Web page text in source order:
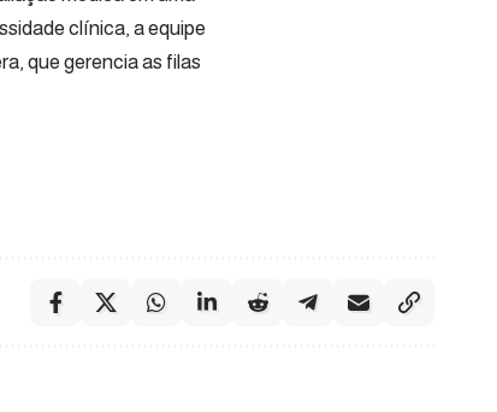
clínica, a equipe
que gerencia as filas